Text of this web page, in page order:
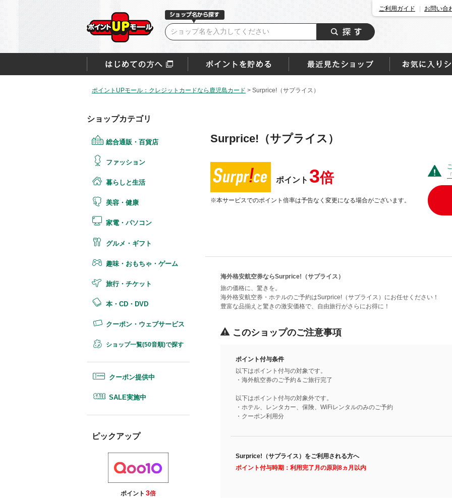
ご利用ガイド お問い合
ポイントUPモール：クレジットカードなら鹿児島カード > Surprice!（サプライス）
ショップカテゴリ
総合通販・百貨店
ファッション
暮らしと生活
美容・健康
家電・パソコン
グルメ・ギフト
趣味・おもちゃ・ゲーム
旅行・チケット
本・CD・DVD
クーポン・ウェブサービス
ショップ一覧(50音順)で探す
クーポン提供中
SALE実施中
ピックアップ
ポイント 3倍
Surprice!（サプライス）
ポイント 3倍
※本サービスでのポイント倍率は予告なく変更になる場合がございます。
海外格安航空券ならSurprice!（サプライス）
旅の価格に、驚きを。
海外格安航空券・ホテルのご予約はSurprice!（サプライス）にお任せください！
豊富な品揃えと驚きの激安価格で、自由旅行がさらにお得に！
このショップのご注意事項
ポイント付与条件
以下はポイント付与の対象です。
・海外航空券のご予約＆ご旅行完了
以下はポイント付与の対象外です。
・ホテル、レンタカー、保険、WiFiレンタルのみのご予約
・クーポン利用分
Surprice!（サプライス）をご利用される方へ
ポイント付与時期：利用完了月の原則8ヵ月以内